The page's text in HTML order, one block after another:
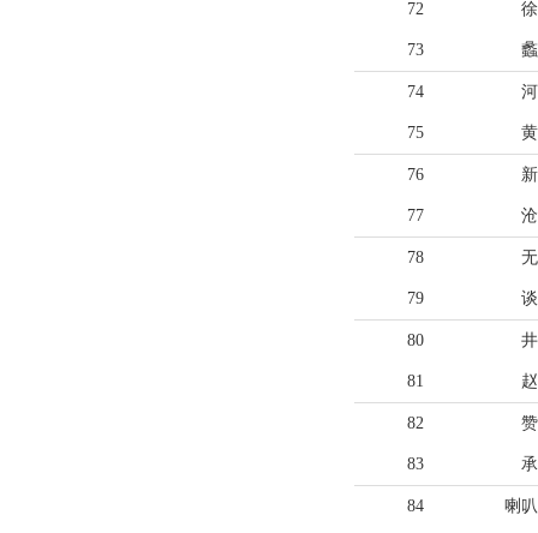
72
73
74
75
76
77
78
79
80
81
82
83
84 喇